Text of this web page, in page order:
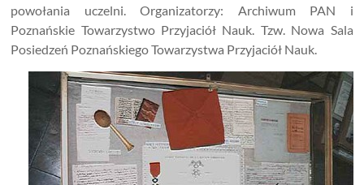
powołania uczelni. Organizatorzy: Archiwum PAN i
Poznańskie Towarzystwo Przyjaciół Nauk. Tzw. Nowa Sala
Posiedzeń Poznańskiego Towarzystwa Przyjaciół Nauk.